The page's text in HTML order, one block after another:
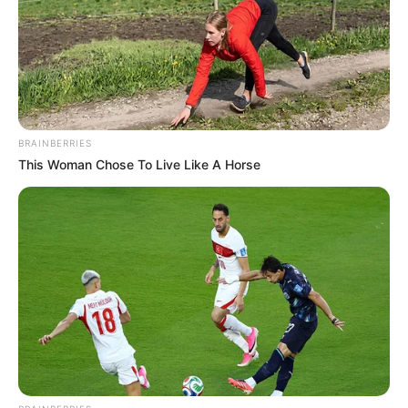
BRAINBERRIES
This Woman Chose To Live Like A Horse